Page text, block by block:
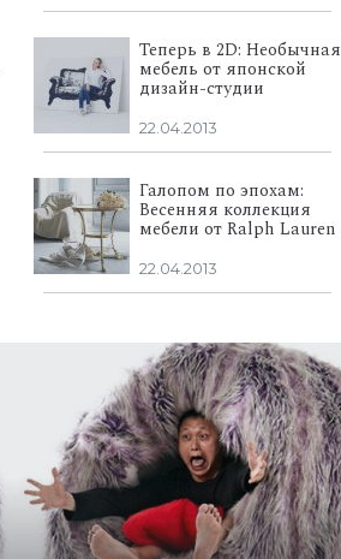
Теперь в 2D: Необычная
мебель от японской
дизайн-студии
22.04.2013
Галопом по эпохам:
Весенняя коллекция
мебели от Ralph Lauren
22.04.2013